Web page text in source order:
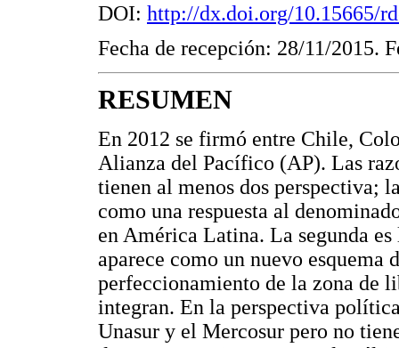
DOI: http://dx.doi.org/10.15665/
Fecha de recepción: 28/11/2015.
RESUMEN
En 2012 se firmó entre Chile,
Alianza del Pacífico (AP). Las
tienen al menos dos perspectiva;
como una respuesta al
en América Latina. La segunda
aparece como un nuevo
perfeccionamiento de la zona de
integran. En la perspectiva
Unasur y el Mercosur pero no